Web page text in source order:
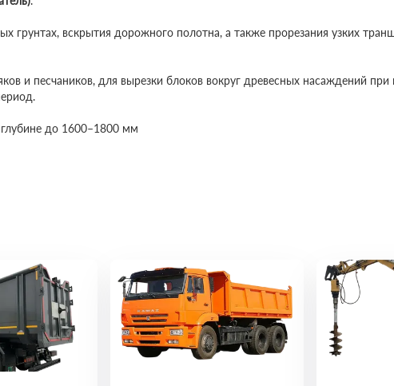
грунтах, вскрытия дорожного полотна, а также прорезания узких
и песчаников, для вырезки блоков вокруг древесных насаждений при
до 1600–1800 мм